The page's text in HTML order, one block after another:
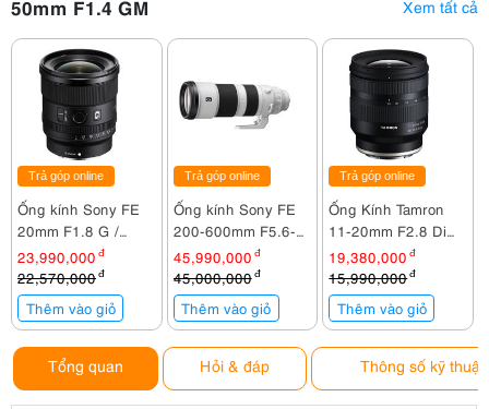
50mm F1.4 GM Xem tất cả
Trả góp online
Ống kính Sony FE
20mm F1.8 G /
SEL20F18G
23,990,000 đ
22,570,000đ
Thêm vào giỏ
Trả góp online
Ống kính Sony FE
200-600mm F5.6-
6.3 G OSS /
SEL200600G
45,990,000 đ
45,000,000 đ
Thêm vào giỏ
Trả góp online
Ống Kính Tamron
11-20mm F2.8 Di
III-A RXD For Sony
E
19,380,000 đ
15,990,000đ
Thêm vào giỏ
Tổng quan Hỏi & đáp Thông số kỹ thuật